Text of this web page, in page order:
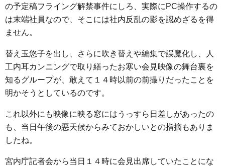
の予定稿フライング解禁事件にしろ、実際にPC操作するの
は末端社員なので、そこには社内反乱の影を認めざるを得
ません。
替え玉悠子を出し、さらに吹き替えや編集で誤魔化し、人
工内耳カンニングで取り繕ったお寒い会見映像の舞台裏を
知るグループが、敢えて１４時以前の前撮りだったことを
明かそうとしているのです。
これ以外にも映像に映る窓にはうっすら日差しがあったの
も、当日午後の悪天候からみておかしいとの指摘もありま
したね。
宮内庁記者会から当日１４時に会見出席していたことにな